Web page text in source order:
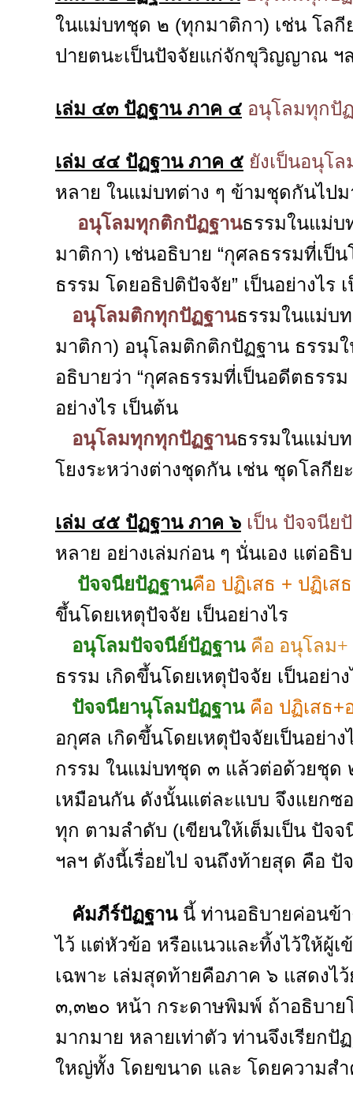
ในแม่บทชุด ๒ (ทุกมาติกา) เช่น โล
ปายตนะเป็นปัจจัยแก่จักขุวิญญาณ ฯ
เล่ม ๔๓ ปัฏฐาน ภาค ๔ อนุโลมทุกปั
เล่ม ๔๔ ปัฏฐาน ภาค ๕ ยังเป็นอนุโ
หลาย ในแม่บทต่าง ๆ ข้ามชุดกันไป
อนุโลมทุกติกปัฏฐานธรรมในแม่บ
มาติกา) เช่นอธิบาย “กุศลธรรมที่เป็
ธรรม โดยอธิปติปัจจัย” เป็นอย่างไร
อนุโลมติกทุกปัฏฐานธรรมในแม่บ
มาติกา) อนุโลมติกติกปัฏฐาน ธรรม
อธิบายว่า “กุศลธรรมที่เป็นอดีตธรร
อย่างไร เป็นต้น
อนุโลมทุกทุกปัฏฐานธรรมในแม่บ
โยงระหว่างต่างชุดกัน เช่น ชุดโลกี
เล่ม ๔๕ ปัฏฐาน ภาค ๖ เป็น ปัจจนีย
หลาย อย่างเล่มก่อน ๆ นั่นเอง แต่อธิ
ปัจจนียปัฏฐานคือ ปฏิเสธ + ปฏิเสธ
ขึ้นโดยเหตุปัจจัย เป็นอย่างไร
อนุโลมปัจจนีย์ปัฏฐาน คือ อนุโลม+
ธรรม เกิดขึ้นโดยเหตุปัจจัย เป็นอย่าง
ปัจจนียานุโลมปัฏฐาน คือ ปฏิเสธ+
อกุศล เกิดขึ้นโดยเหตุปัจจัยเป็นอย่า
กรรม ในแม่บทชุด ๓ แล้วต่อด้วยชุด
เหมือนกัน ดังนั้นแต่ละแบบ จึงแยก
ทุก ตามลำดับ (เขียนให้เต็มเป็น ปัจ
ฯลฯ ดังนี้เรื่อยไป จนถึงท้ายสุด คือ
คัมภีร์ปัฏฐานนี้ ท่านอธิบายค่อนข้า
ไว้ แต่หัวข้อ หรือแนวและทิ้งไว้ให้ผู้เ
เฉพาะ เล่มสุดท้ายคือภาค ๖ แสดงไ
๓,๓๒๐ หน้า กระดาษพิมพ์ ถ้าอธิบาย
มากมาย หลายเท่าตัว ท่านจึงเรียก
ใหญ่ทั้ง โดยขนาด และ โดยความส